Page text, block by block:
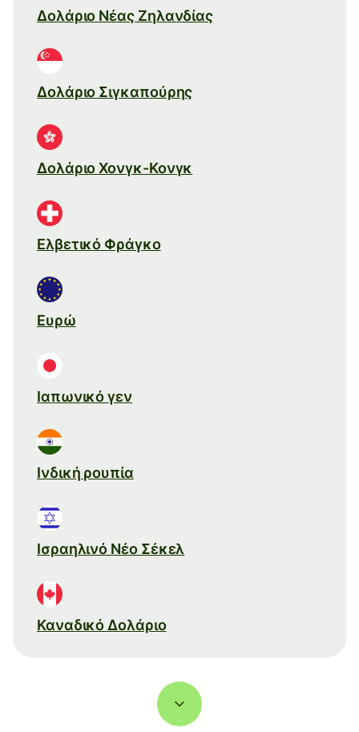
Δολάριο Νέας Ζηλανδίας
Δολάριο Σιγκαπούρης
Δολάριο Χονγκ-Κονγκ
Ελβετικό Φράγκο
Ευρώ
Ιαπωνικό γεν
Ινδική ρουπία
Ισραηλινό Νέο Σέκελ
Καναδικό Δολάριο